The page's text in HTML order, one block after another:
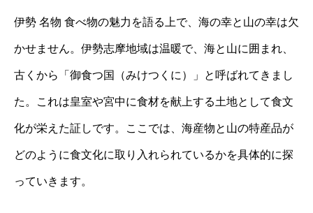
伊勢 名物 食べ物の魅力を語る上で、海の幸と山の幸は欠
かせません。伊勢志摩地域は温暖で、海と山に囲まれ、
古くから「御食つ国（みけつくに）」と呼ばれてきまし
た。これは皇室や宮中に食材を献上する土地として食文
化が栄えた証しです。ここでは、海産物と山の特産品が
どのように食文化に取り入れられているかを具体的に探
っていきます。